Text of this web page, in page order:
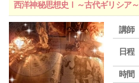
西洋神秘思想史Ⅰ～古代ギリシア～
講師
日程
時間